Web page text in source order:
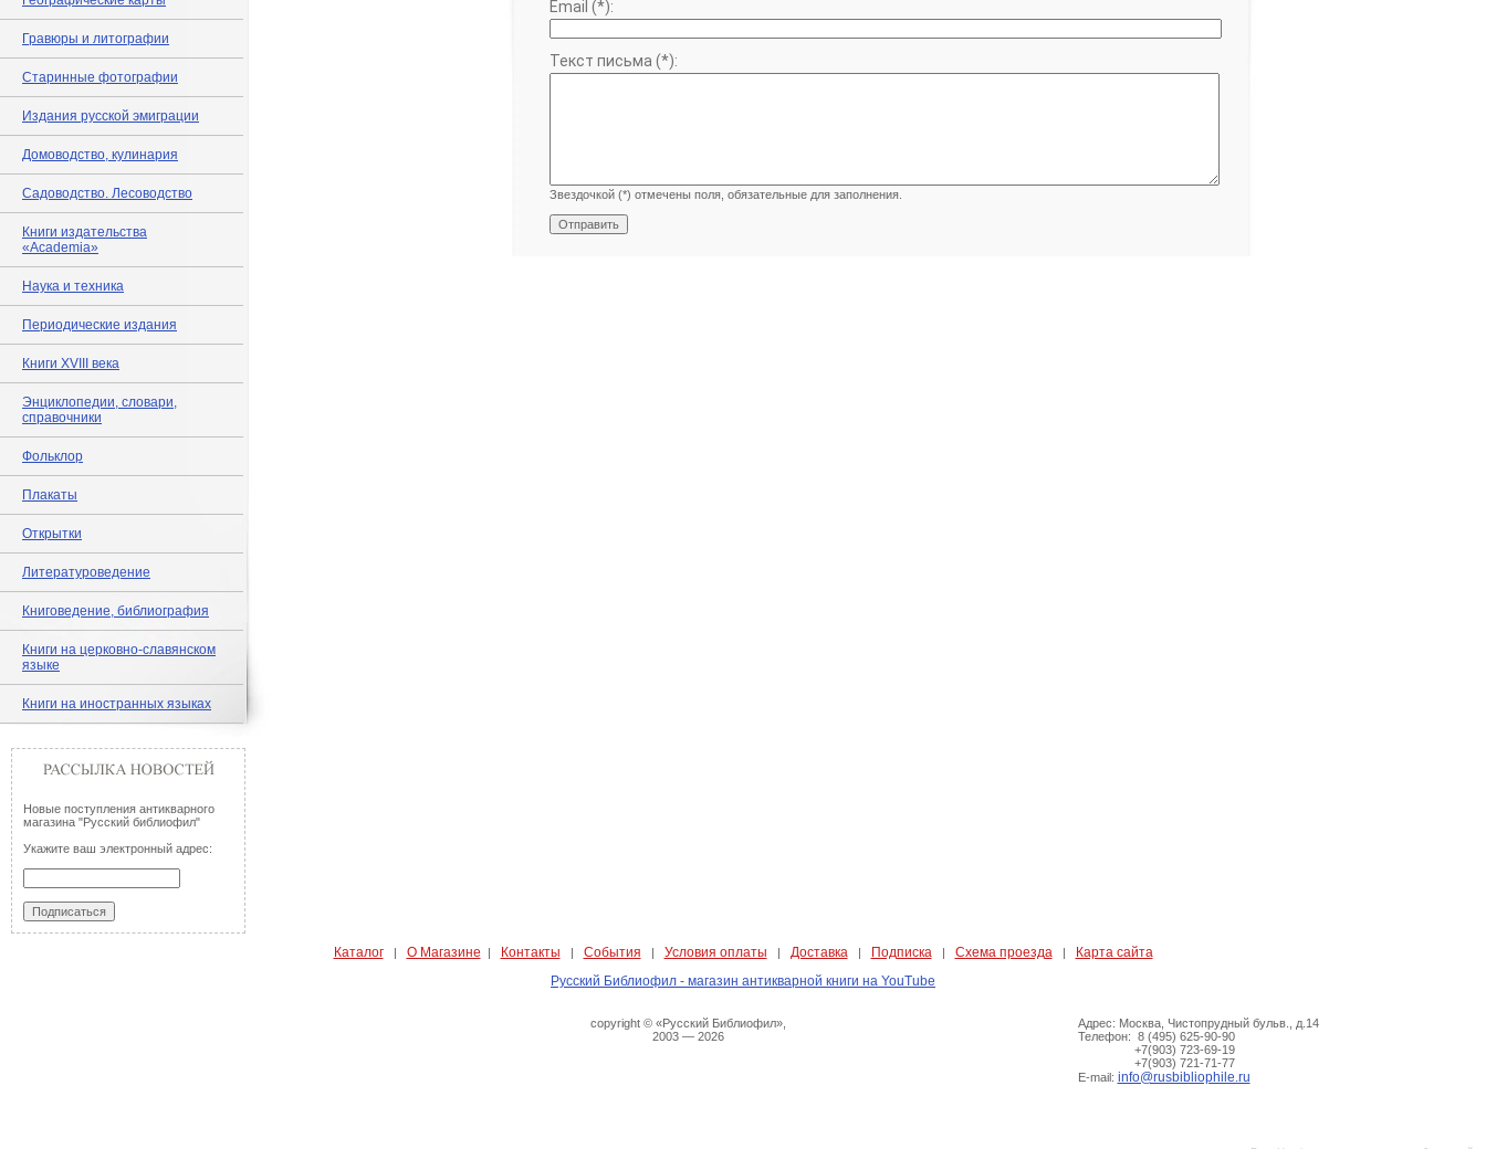
Гравюры и литографии
Старинные фотографии
Издания русской эмиграции
Домоводство, кулинария
Садоводство. Лесоводство
Книги издательства
«Academia»
Наука и техника
Периодические издания
Книги XVIII века
Энциклопедии, словари,
справочники
Фольклор
Плакаты
Открытки
Литературоведение
Книговедение, библиография
Книги на церковно-славянском
языке
Книги на иностранных языках
Новые поступления антикварного
магазина "Русский библиофил"
Укажите ваш электронный адрес:
Email (*):
Текст письма (*):
Звездочкой (*) отмечены поля, обязательные для заполнения.
Каталог| О Магазине | Контакты | События | Условия оплаты | Доставка | Подписка | Схема проезда |
Карта сайта
Русский Библиофил - магазин антикварной книги на YouTube
copyright © «Русский Библиофил»,
2003 — 2026
Адрес: Москва, Чистопрудный бульв., д.14
Телефон: 8 (495) 625-90-90
+7(903) 723-69-19
+7(903) 721-71-77
E-mail: info@rusbibliophile.ru